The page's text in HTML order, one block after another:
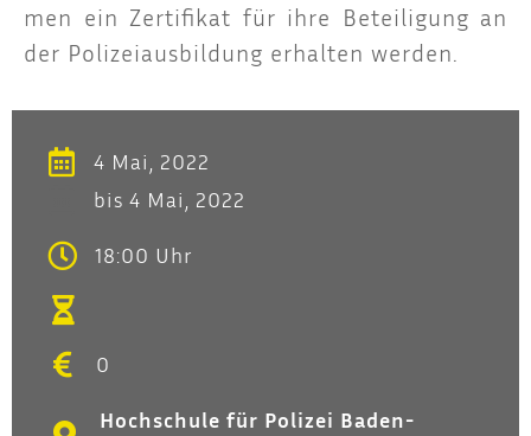
men ein Zer­ti­fi­kat für ihre Betei­li­gung an
der Poli­zei­aus­bil­dung erhal­ten werden.
4 Mai, 2022
bis 4 Mai, 2022
18:00 Uhr
0
Hochschule für Polizei Baden-